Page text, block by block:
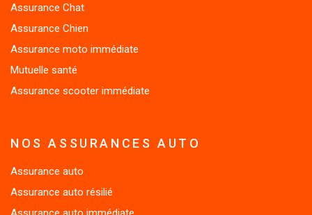
Assurance Chat
Assurance Chien
Assurance moto immédiate
Mutuelle santé
Assurance scooter immédiate
NOS ASSURANCES AUTO
Assurance auto
Assurance auto résilié